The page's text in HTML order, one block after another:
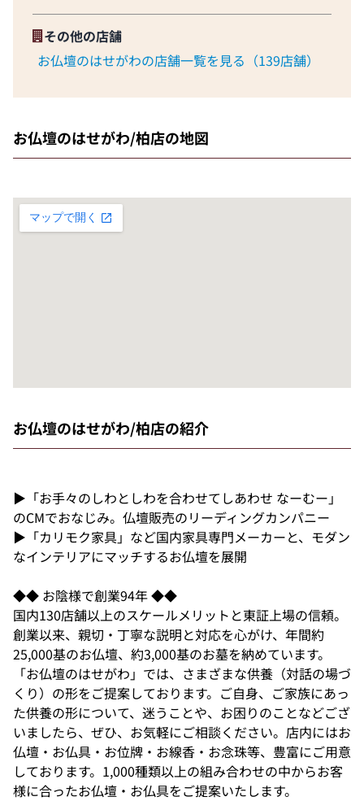
その他の店舗
お仏壇のはせがわの店舗一覧を見る（139店舗）
お仏壇のはせがわ/柏店の地図
お仏壇のはせがわ/柏店の紹介
▶「お手々のしわとしわを合わせてしあわせ なーむー」
のCMでおなじみ。仏壇販売のリーディングカンパニー
▶「カリモク家具」など国内家具専門メーカーと、モダン
なインテリアにマッチするお仏壇を展開
◆◆ お陰様で創業94年 ◆◆
国内130店舗以上のスケールメリットと東証上場の信頼。
創業以来、親切・丁寧な説明と対応を心がけ、年間約
25,000基のお仏壇、約3,000基のお墓を納めています。
「お仏壇のはせがわ」では、さまざまな供養（対話の場づ
くり）の形をご提案しております。ご自身、ご家族にあっ
た供養の形について、迷うことや、お困りのことなどござ
いましたら、ぜひ、お気軽にご相談ください。店内にはお
仏壇・お仏具・お位牌・お線香・お念珠等、豊富にご用意
しております。1,000種類以上の組み合わせの中からお客
様に合ったお仏壇・お仏具をご提案いたします。